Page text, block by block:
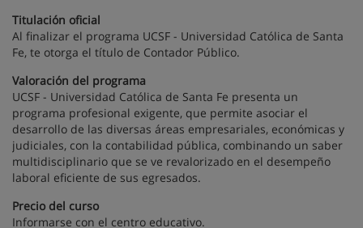
Titulación oficial
Al finalizar el programa UCSF - Universidad Católica de Santa
Fe, te otorga el título de Contador Público.
Valoración del programa
UCSF - Universidad Católica de Santa Fe presenta un
programa profesional exigente, que permite asociar el
desarrollo de las diversas áreas empresariales, económicas y
judiciales, con la contabilidad pública, combinando un saber
multidisciplinario que se ve revalorizado en el desempeño
laboral eficiente de sus egresados.
Precio del curso
Informarse con el centro educativo.